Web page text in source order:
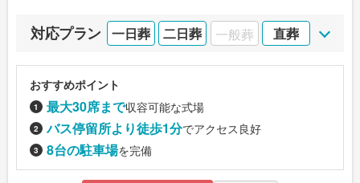
対応プラン 一日葬 二日葬 一般葬 直葬
おすすめポイント
最大30席まで収容可能な式場
バス停留所より徒歩1分でアクセス良好
8台の駐車場を完備